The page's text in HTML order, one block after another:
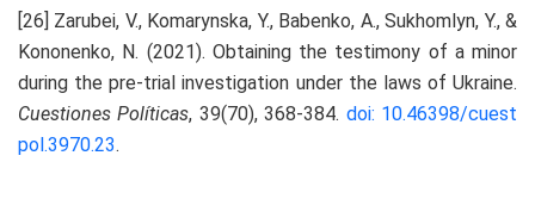
[26] Zarubei, V., Komarynska, Y., Babenko, A., Sukhomlyn, Y., &
Kononenko, N. (2021). Obtaining the testimony of a minor
during the pre-trial investigation under the laws of Ukraine.
Cuestiones Políticas, 39(70), 368-384. doi: 10.46398/cuest
pol.3970.23.